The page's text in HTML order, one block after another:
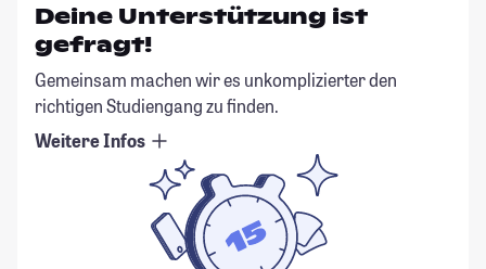
Deine Unterstützung ist
gefragt!
Gemeinsam machen wir es unkomplizierter den
richtigen Studiengang zu finden.
Weitere Infos